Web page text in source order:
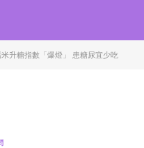
米升糖指數「爆燈」 患糖尿宜少吃